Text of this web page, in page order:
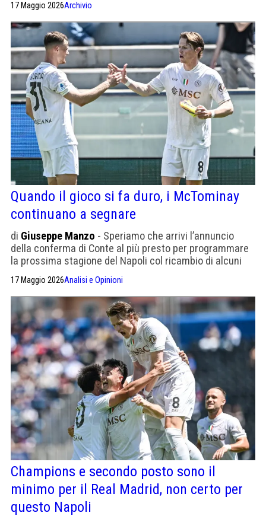
molto"
17 Maggio 2026Archivio
Quando il gioco si fa duro, i McTominay
continuano a segnare
di Giuseppe Manzo - Speriamo che arrivi l’annuncio
della conferma di Conte al più presto per programmare
la prossima stagione del Napoli col ricambio di alcuni
senatori
17 Maggio 2026Analisi e Opinioni
Champions e secondo posto sono il
minimo per il Real Madrid, non certo per
questo Napoli